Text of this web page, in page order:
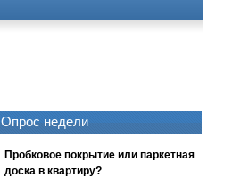
Опрос недели
Пробковое покрытие или паркетная
доска в квартиру?